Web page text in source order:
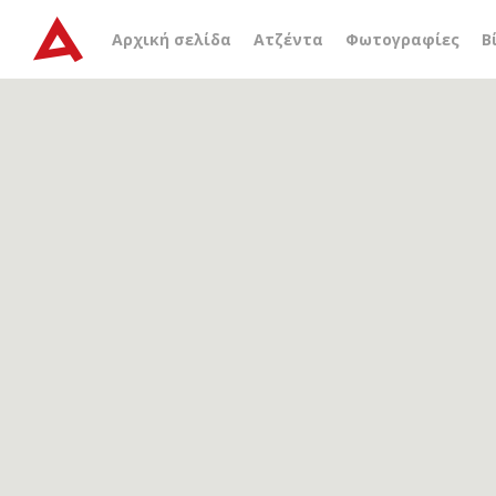
Αρχική σελίδα Ατζέντα Φωτογραφίες
Αρχείο ετικέτας